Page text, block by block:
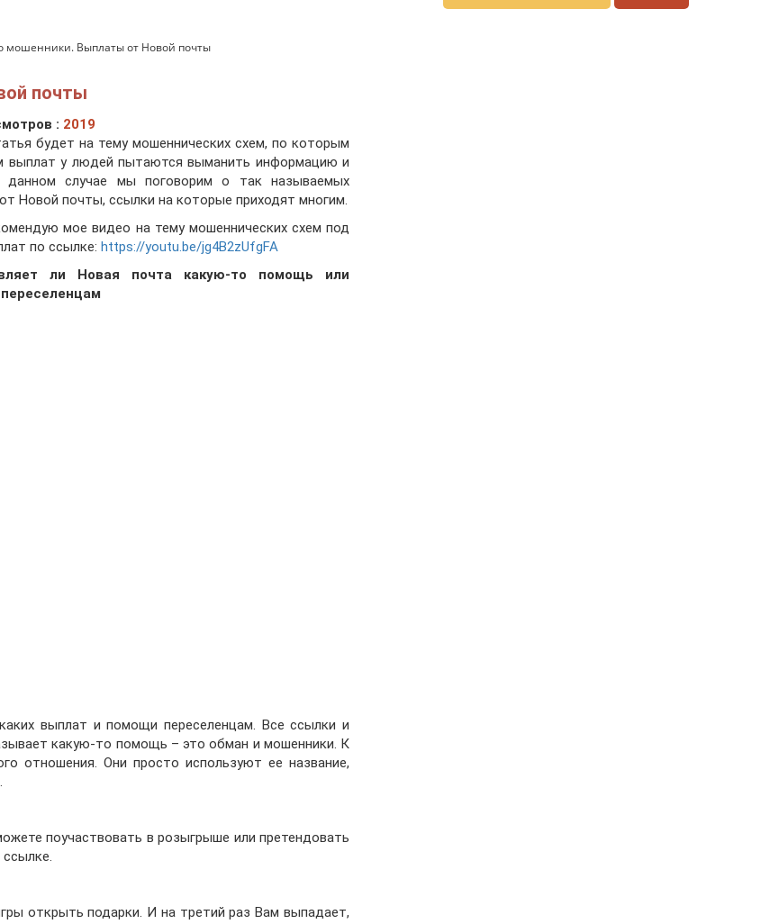
мошенники. Выплаты от Новой почты
почты
: 2019
будет на тему мошеннических схем, по которым
выплат у людей пытаются выманить информацию и
данном случае мы поговорим о так называемых
Новой почты, ссылки на которые приходят многим.
мое видео на тему мошеннических схем под
по ссылке: https://youtu.be/jg4B2zUfgFA
ли Новая почта какую-то помощь или
выплат и помощи переселенцам. Все ссылки и
какую-то помощь – это обман и мошенники. К
отношения. Они просто используют ее название,
поучаствовать в розыгрыше или претендовать
открыть подарки. И на третий раз Вам выпадает,